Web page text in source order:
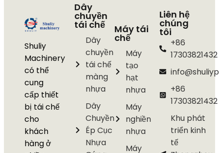
Shuliy
Machinery
có thể
cung
cấp thiết
bị tái chế
cho
khách
hàng ở
Dây
chuyền
tái chế
Dây
chuyền
tái chế
màng
nhựa
Dây
Chuyền
Ép Cục
Nhựa
Máy tái
chế
Máy
tạo
hạt
nhựa
Máy
nghiền
nhựa
Máy
Liên hệ
chúng
tôi
+86
17303821432
+86
17303821432
Khu phát
triển kinh
tế